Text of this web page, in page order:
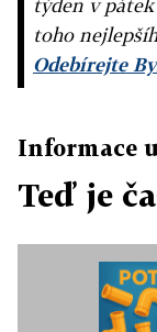
týden v
toho
Odebírejte
Informace
Teď je